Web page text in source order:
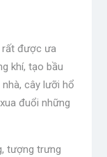
rất được ưa
khí, tạo bầu
cây lưỡi hổ
đuổi những
tượng trưng